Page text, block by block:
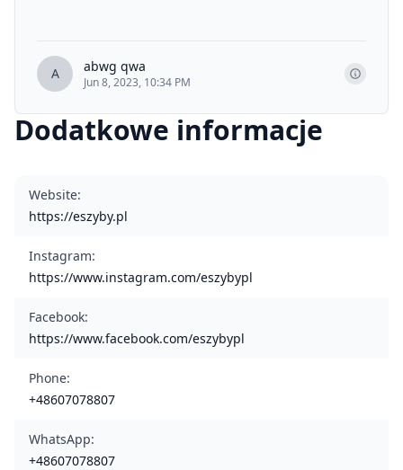
A abwg qwa
Jun 8, 2023, 10:34 PM
Dodatkowe informacje
Website:
https://eszyby.pl
Instagram:
https://www.instagram.com/eszybypl
Facebook:
https://www.facebook.com/eszybypl
Phone:
+48607078807
WhatsApp:
+48607078807